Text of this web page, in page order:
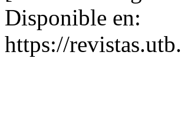
Disponible en:
https://